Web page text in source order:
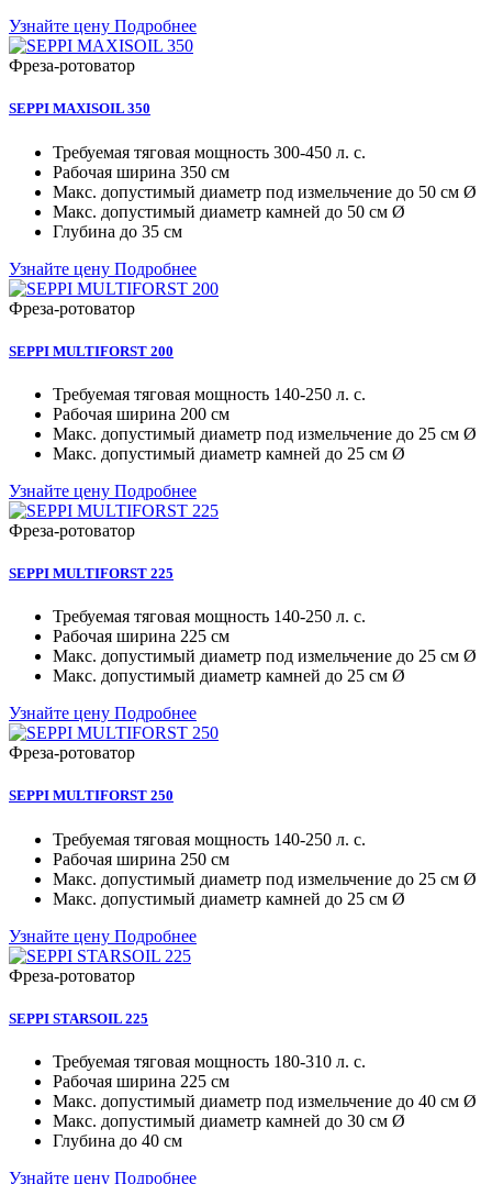
Узнайте цену Подробнее
Фреза-ротоватор
SEPPI MAXISOIL 350
Требуемая тяговая мощность 300-450 л. с.
Рабочая ширина 350 см
Макc. допустимый диаметр под измельчение до 50 см Ø
Макc. допустимый диаметр камней до 50 см Ø
Глубина до 35 см
Узнайте цену Подробнее
Фреза-ротоватор
SEPPI MULTIFORST 200
Требуемая тяговая мощность 140-250 л. с.
Рабочая ширина 200 см
Макc. допустимый диаметр под измельчение до 25 см Ø
Макc. допустимый диаметр камней до 25 см Ø
Узнайте цену Подробнее
Фреза-ротоватор
SEPPI MULTIFORST 225
Требуемая тяговая мощность 140-250 л. с.
Рабочая ширина 225 см
Макc. допустимый диаметр под измельчение до 25 см Ø
Макc. допустимый диаметр камней до 25 см Ø
Узнайте цену Подробнее
Фреза-ротоватор
SEPPI MULTIFORST 250
Требуемая тяговая мощность 140-250 л. с.
Рабочая ширина 250 см
Макc. допустимый диаметр под измельчение до 25 см Ø
Макc. допустимый диаметр камней до 25 см Ø
Узнайте цену Подробнее
Фреза-ротоватор
SEPPI STARSOIL 225
Требуемая тяговая мощность 180-310 л. с.
Рабочая ширина 225 см
Макc. допустимый диаметр под измельчение до 40 см Ø
Макc. допустимый диаметр камней до 30 см Ø
Глубина до 40 см
Узнайте цену Подробнее